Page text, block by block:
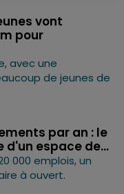
vont
pour
avec une
de jeunes de
par an : le
d'un espace de...
000 emplois, un
à ouvert.